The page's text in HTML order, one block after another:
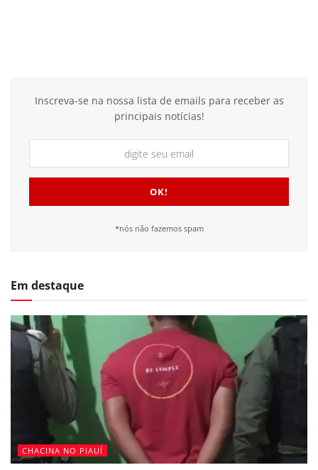
Inscreva-se na nossa lista de emails para receber as
principais notícias!
*nós não fazemos spam
Em destaque
CHACINA NO PIAUÍ